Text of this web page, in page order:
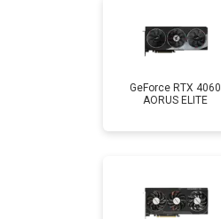
GeForce RTX 4060
AORUS ELITE